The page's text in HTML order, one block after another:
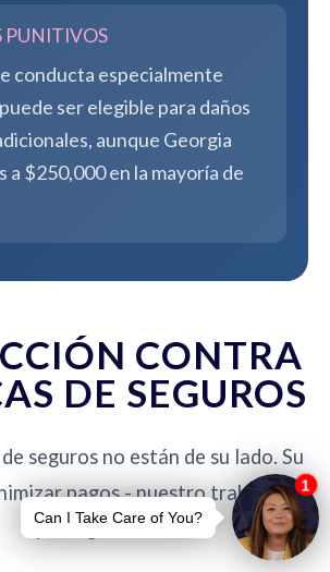
PUNITIVOS
conducta especialmente
ser elegible para daños
aunque Georgia
a $250,000 en la mayoría de
CONTRA
DE SEGUROS
seguros no están de su lado. Su
pagos - nuestro trabajo es
protegerlo.